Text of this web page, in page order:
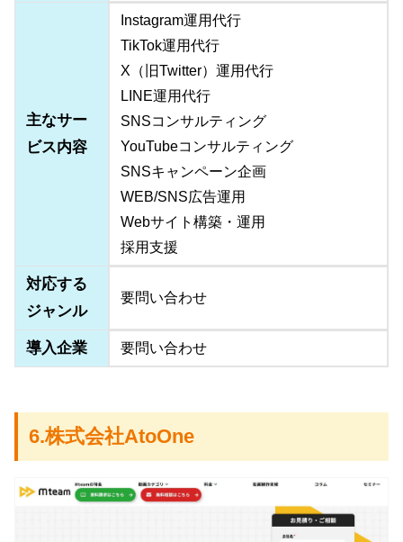
主なサー
ビス内容
Instagram運用代行
TikTok運用代行
X（旧Twitter）運用代行
LINE運用代行
SNSコンサルティング
YouTubeコンサルティング
SNSキャンペーン企画
WEB/SNS広告運用
Webサイト構築・運用
採用支援
対応する
ジャンル
要問い合わせ
導入企業 要問い合わせ
6.株式会社AtoOne